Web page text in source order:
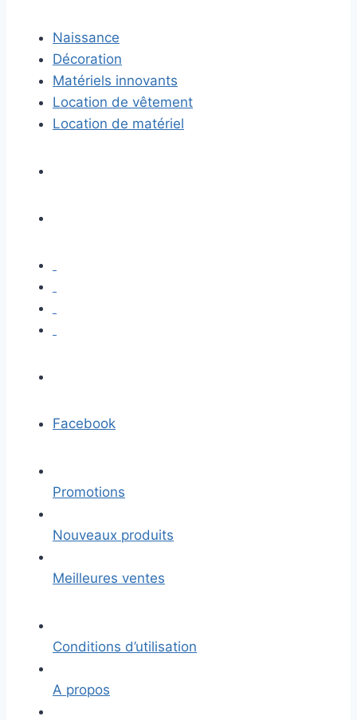
Naissance
Décoration
Matériels innovants
Location de vêtement
Location de matériel
Facebook
Promotions
Nouveaux produits
Meilleures ventes
Conditions d’utilisation
A propos